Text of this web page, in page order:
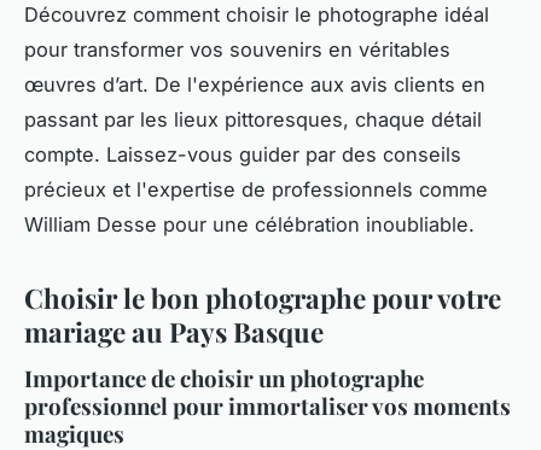
Découvrez comment choisir le photographe idéal
pour transformer vos souvenirs en véritables
œuvres d’art. De l'expérience aux avis clients en
passant par les lieux pittoresques, chaque détail
compte. Laissez-vous guider par des conseils
précieux et l'expertise de professionnels comme
William Desse pour une célébration inoubliable.
Choisir le bon photographe pour votre
mariage au Pays Basque
Importance de choisir un photographe
professionnel pour immortaliser vos moments
magiques